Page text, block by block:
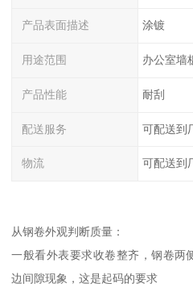
产品表面描述 涂镀
用途范围 办公室墙
产品性能 耐刮
配送服务 可配送到
物流 可配送到
从钢卷外观判断质量：
一般看外表要求收卷整齐，钢卷两
边间隙现象，这是起码的要求